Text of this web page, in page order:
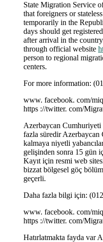
State Migration Service
that foreigners or
temporarily in the
days should get
after arrival in the
through official website
person to regional
centers.
For more information:
www. facebook. com/
https ://twitter. com/
Azerbaycan Cumhuriyeti
fazla süredir Azerbaycan
kalmaya niyetli
gelişinden sonra 15 gün
Kayıt için resmi web
bizzat bölgesel göç
geçerli.
Daha fazla bilgi için:
www. facebook. com/
https ://twitter. com/
Hatırlatmakta fayda var